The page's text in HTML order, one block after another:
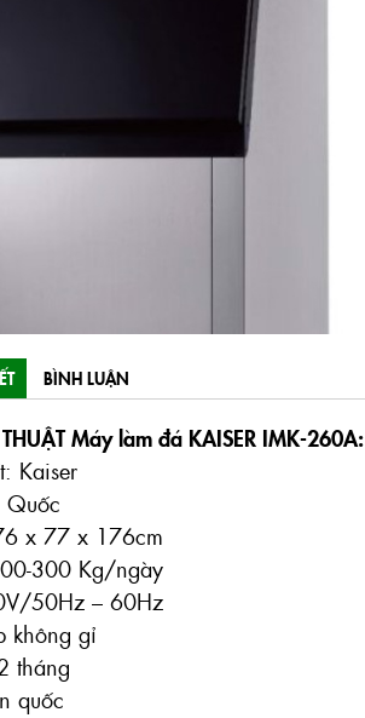
BÌNH LUẬN
Máy làm đá KAISER IMK-260A:
Kaiser
Quốc
x 77 x 176cm
300 Kg/ngày
50Hz – 60Hz
không gỉ
tháng
quốc